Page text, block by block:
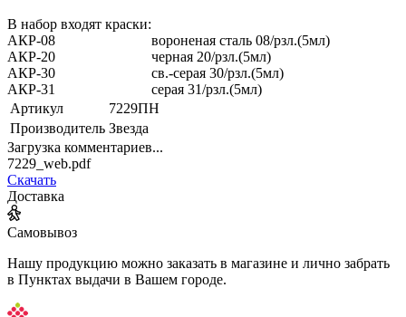
В набор входят краски:
АКР-08
вороненая сталь 08/рзл.(5мл)
АКР-20
черная 20/рзл.(5мл)
АКР-30
св.-серая 30/рзл.(5мл)
АКР-31
серая 31/рзл.(5мл)
Артикул
7229ПН
Производитель Звезда
Загрузка комментариев...
7229_web.pdf
Скачать
Доставка
Самовывоз
Нашу продукцию можно заказать в магазине и лично забрать
в Пунктах выдачи в Вашем городе.